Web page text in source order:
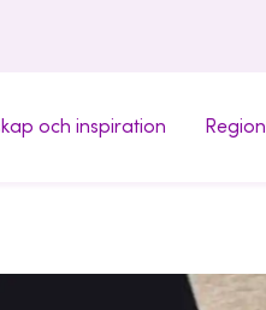
och inspiration